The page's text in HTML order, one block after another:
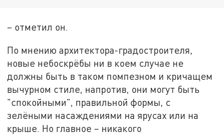
– отметил он.
По мнению архитектора-градостроителя,
новые небоскрёбы ни в коем случае не
должны быть в таком помпезном и кричащем
вычурном стиле, напротив, они могут быть
"спокойными", правильной формы, с
зелёными насаждениями на ярусах или на
крыше. Но главное – никакого